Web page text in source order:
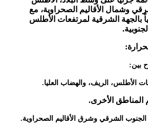
وشمال الأقاليم الصحراوية، مع
بالجهة الشرقية لمرتفعات الأطلس
بين:
الأطلس، الريف، والهضاب العليا.
الشرقي وشرق الأقاليم الصحراوية.